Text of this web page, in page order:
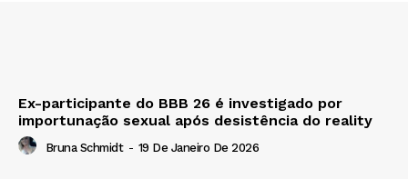
Ex-participante do BBB 26 é investigado por
importunação sexual após desistência do reality
Bruna Schmidt - 19 De Janeiro De 2026